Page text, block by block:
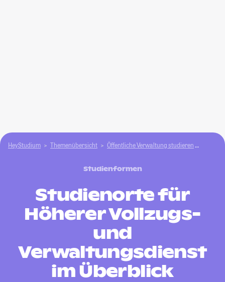
HeyStudium Themenübersicht Öffentliche Verwaltung studieren
Studienformen
Studienorte für
Höherer Vollzugs-
und
Verwaltungsdienst
im Überblick